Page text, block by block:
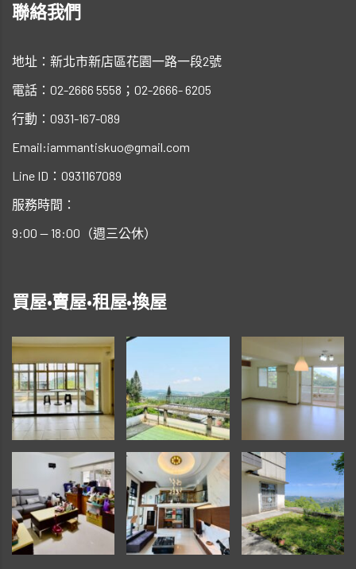
聯絡我們
地址：新北市新店區花園一路一段2號
電話：02-2666 5558；02-2666- 6205
行動：0931-167-089
Email:iammantiskuo@gmail.com
Line ID：0931167089
服務時間：
9:00 — 18:00（週三公休）
買屋•賣屋•租屋•換屋